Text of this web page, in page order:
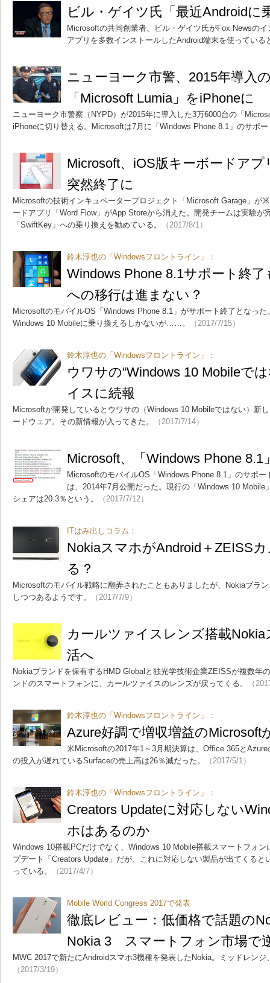
ビル・ゲイツ氏「最近Androidに
Microsoftの共同創業者、ビル・ゲイツ氏がFox Newsの
アプリを多数インストールしたAndroid端末を使っている
ニューヨーク市警、2015年導入
「Microsoft Lumia」をiPhoneに
ニューヨーク市警察（NYPD）が2015年に導入した3万6000台の「
iPhoneに切り替える。Microsoftは7月に「Windows Phone 8.1」のサポ
Microsoft、iOS版キーボードアプ
突然終了に
Microsoftの技術インキュベータープロジェクト「Microsoft Garage」が
ードアプリ「Word Flow」がApp Storeから消えた。開発チームは実験が
「SwiftKey」への乗り換えを勧めている。
（2017/8/1）
鈴木淳也の「Windowsフロントライン」：
Windows Phone 8.1サポート終
への移行は進まない？
MicrosoftのモバイルOS「Windows Phone 8.1」がサポート終了となっ
Windows 10 Mobileに乗り換えるしかないが……。
（2017/7/15）
鈴木淳也の「Windowsフロントライン」：
ウワサの“Windows 10 Mobileで
イスに続報
Microsoftが開発しているとウワサの（Windows 10 Mobileではない）新
ードウェア。その新情報が入ってきた。
（2017/7/14）
Microsoft、「Windows Phone
MicrosoftのモバイルOS「Windows Phone 8.1」のサポ
は、2014年7月公開だった。現行の「Windows 10 Mobile
シェアは20.3％という。
（2017/7/12）
ITはみ出しコラム：
NokiaスマホがAndroid＋ZEISS
る？
Microsoftのモバイル戦略に翻弄されたこともありましたが、Nokiaブラ
しつつあるようです。
（2017/7/9）
カールツァイスレンズ搭載
活へ
Nokiaブランドを保有するHMD Globalと独光学技術企業ZEISSが複数年
ンドのスマートフォンに、カールツァイスのレンズが戻ってくる。
（
鈴木淳也の「Windowsフロントライン」：
Azure好調で増収増益のMicrosoft
米Microsoftの2017年1～3月期決算は、Office 365と
の投入が遅れているSurfaceの売上高は26％減だった。
（2017/5/1）
鈴木淳也の「Windowsフロントライン」：
Creators Updateに対応しない
ホはあるのか
Windows 10搭載PCだけでなく、Windows 10 Mobile搭載スマートフォ
プデート「Creators Update」だが、これに対応しない製品が出てくると
っている。
（2017/4/7）
Mobile World Congress 2017で発表
徹底レビュー：低価格で話題の
Nokia 3 スマートフォン市場で
MWC 2017で新たにAndroidスマホ3機種を発表したNokia。ミッドレン
（2017/3/19）